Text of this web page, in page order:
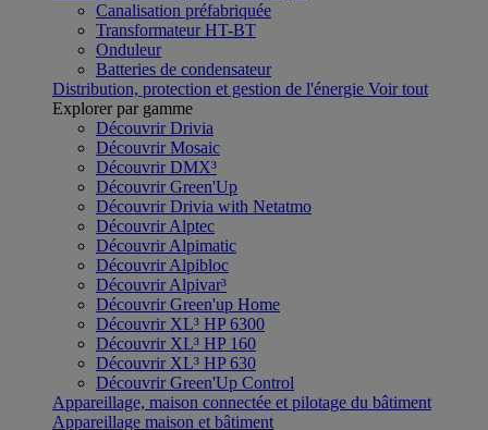
Canalisation préfabriquée
Transformateur HT-BT
Onduleur
Batteries de condensateur
Distribution, protection et gestion de l'énergie Voir tout
Explorer par gamme
Découvrir Drivia
Découvrir Mosaic
Découvrir DMX³
Découvrir Green'Up
Découvrir Drivia with Netatmo
Découvrir Alptec
Découvrir Alpimatic
Découvrir Alpibloc
Découvrir Alpivar³
Découvrir Green'up Home
Découvrir XL³ HP 6300
Découvrir XL³ HP 160
Découvrir XL³ HP 630
Découvrir Green'Up Control
Appareillage, maison connectée et pilotage du bâtiment
Appareillage maison et bâtiment